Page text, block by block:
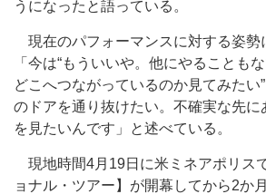
うになったと語っている。
現在のパフォーマンスに対する姿勢
「今は“もういいや。他にやることも
どこへつながっているのか見てみたい
のドアを通り抜けたい。不確実な先に
を見たいんです」と述べている。
現地時間4月19日に米ミネアポリス
ョナル・ツアー】が開幕してから2か